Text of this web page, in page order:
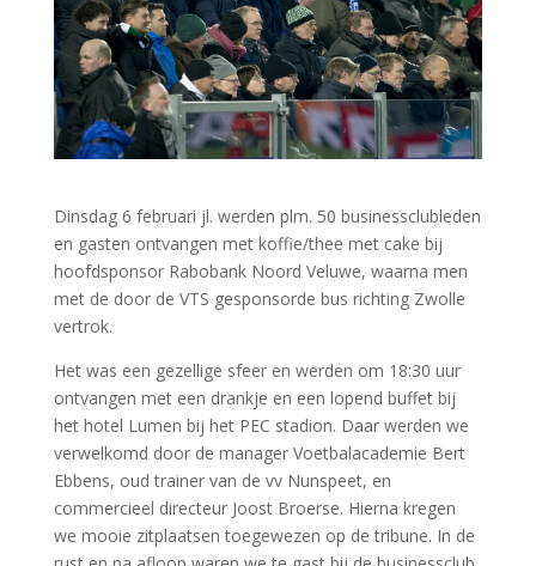
Dinsdag 6 februari jl. werden plm. 50 businessclubleden
en gasten ontvangen met koffie/thee met cake bij
hoofdsponsor Rabobank Noord Veluwe, waarna men
met de door de VTS gesponsorde bus richting Zwolle
vertrok.
Het was een gezellige sfeer en werden om 18:30 uur
ontvangen met een drankje en een lopend buffet bij
het hotel Lumen bij het PEC stadion. Daar werden we
verwelkomd door de manager Voetbalacademie Bert
Ebbens, oud trainer van de vv Nunspeet, en
commercieel directeur Joost Broerse. Hierna kregen
we mooie zitplaatsen toegewezen op de tribune. In de